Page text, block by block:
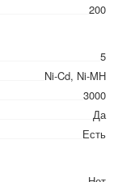
200
5
Ni-Cd, Ni-MH
3000
Да
Есть